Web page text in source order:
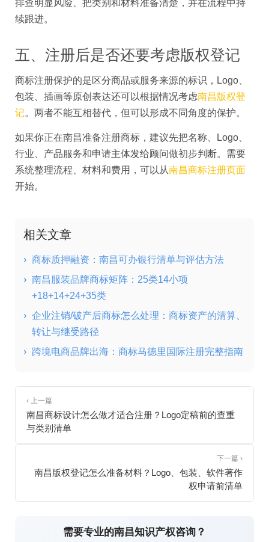
排查明显风险、把类别和材料准备清楚，并在流程中持
续跟进。
五、注册后是否还要考虑版权登记
商标注册保护的是区分商品或服务来源的标识，Logo、
包装、插画等原创表达还可以根据情况考虑南昌版权登
记。两者不能互相替代，但可以形成不同角度的保护。
如果你正在南昌准备注册商标，建议先把名称、Logo、
行业、产品服务和申请主体发给顾问做初步判断。需要
系统整理流程、材料和费用，可以从南昌商标注册页面
开始。
相关文章
› 商标质押融资：南昌可办银行清单与评估方法
› 南昌服装品牌商标矩阵：25类14小项
+18+14+24+35类
› 企业注销/破产后商标怎么处理：商标资产的清算、
转让与继受路径
› 跨境电商品牌出海：商标马德里国际注册完整指南
‹ 上一篇
南昌商标设计怎么做才适合注册？Logo定稿前的查重
与类别清单
下一篇 ›
南昌版权登记怎么准备材料？Logo、包装、软件著作
权申请前清单
需要专业的南昌知识产权咨询？